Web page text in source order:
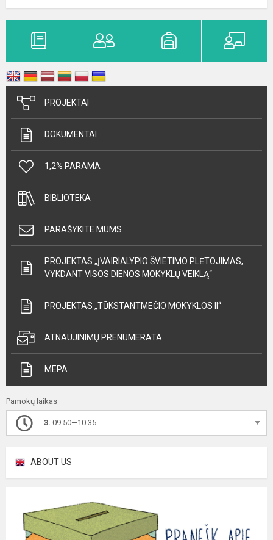
PROJEKTAI
DOKUMENTAI
1,2% PARAMA
BIBLIOTEKA
PARAŠYKITE MUMS
PROJEKTAS „ĮVAIRIALYPIO ŠVIETIMO PLĖTOJIMAS,
VYKDANT VISOS DIENOS MOKYKLŲ VEIKLĄ“
PROJEKTAS „TŪKSTANTMEČIO MOKYKLOS II“
ATNAUJINIMŲ PRENUMERATA
MEPA
Pamokų laikas
3. 09.50—10.35
ABOUT US